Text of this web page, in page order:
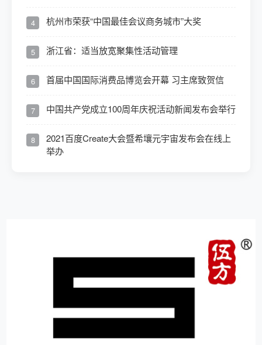
4 杭州市荣获“中国最佳会议商务城市”大奖
5 浙江省：适当放宽聚集性活动管理
6 首届中国国际消费品博览会开幕 习主席致贺信
7 中国共产党成立100周年庆祝活动新闻发布会举行
8
2021百度Create大会暨希壤元宇宙发布会在线上
举办